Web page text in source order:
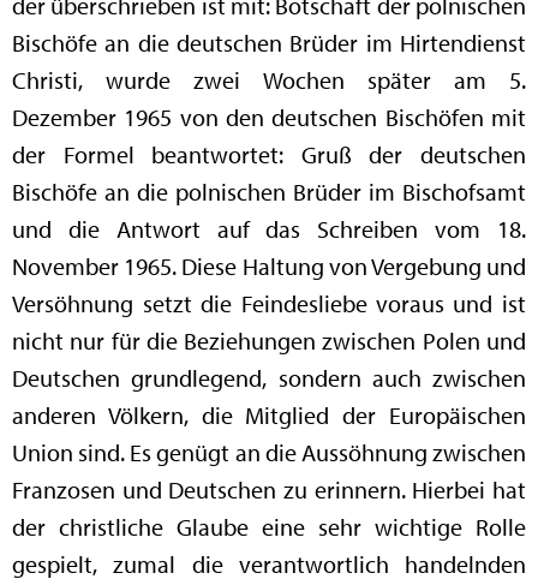
Bischöfe an die deutschen Brüder im Hirtendienst
Christi, wurde zwei Wochen später am 5.
Dezember 1965 von den deutschen Bischöfen mit
der Formel beantwortet: Gruß der deutschen
Bischöfe an die polnischen Brüder im Bischofsamt
und die Antwort auf das Schreiben vom 18.
November 1965. Diese Haltung von Vergebung und
Versöhnung setzt die Feindesliebe voraus und ist
nicht nur für die Beziehungen zwischen Polen und
Deutschen grundlegend, sondern auch zwischen
anderen Völkern, die Mitglied der Europäischen
Union sind. Es genügt an die Aussöhnung zwischen
Franzosen und Deutschen zu erinnern. Hierbei hat
der christliche Glaube eine sehr wichtige Rolle
gespielt, zumal die verantwortlich handelnden